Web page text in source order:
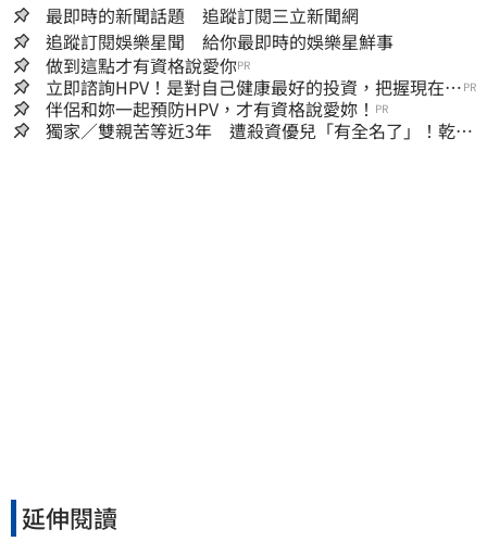
最即時的新聞話題 追蹤訂閱三立新聞網
追蹤訂閱娛樂星聞 給你最即時的娛樂星鮮事
做到這點才有資格說愛你PR
立即諮詢HPV！是對自己健康最好的投資，把握現在不
嫌晚！
PR
伴侶和妳一起預防HPV，才有資格說愛妳！ PR
獨家／雙親苦等近3年 遭殺資優兒「有全名了」！乾妹
延伸閱讀